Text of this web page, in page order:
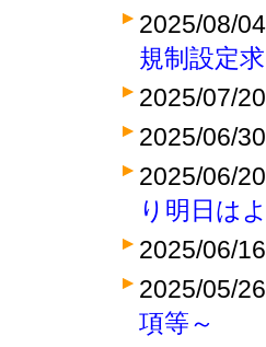
2025/08/
規制設定
2025/07/
2025/06/
2025/06/
り明日は
2025/06/
2025/05/
項等～